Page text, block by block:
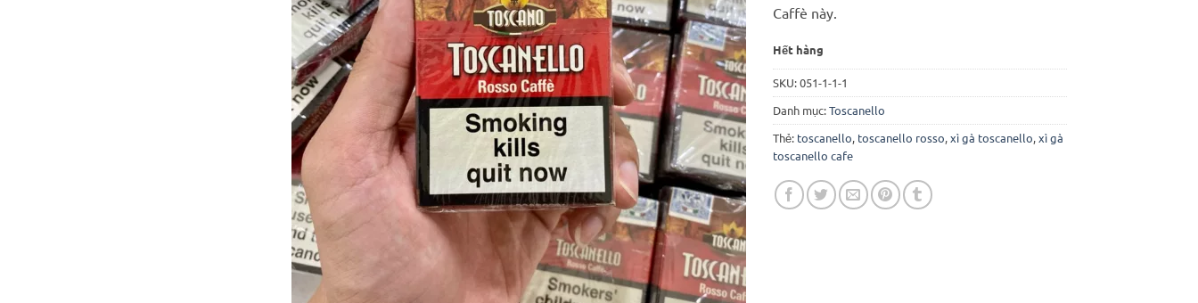
Caffè này.
Hết hàng
SKU:051-1-1-1
Danh mục:Toscanello
Thẻ: toscanello, toscanello rosso,xì gà toscanello,xì gà
toscanello cafe